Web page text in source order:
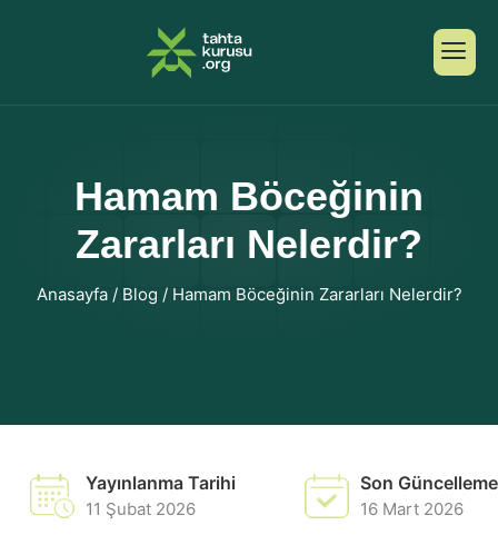
Hamam Böceğinin
Zararları Nelerdir?
Anasayfa/ Blog / Hamam Böceğinin Zararları Nelerdir?
Yayınlanma Tarihi
11 Şubat 2026
Son Güncelleme
16 Mart 2026